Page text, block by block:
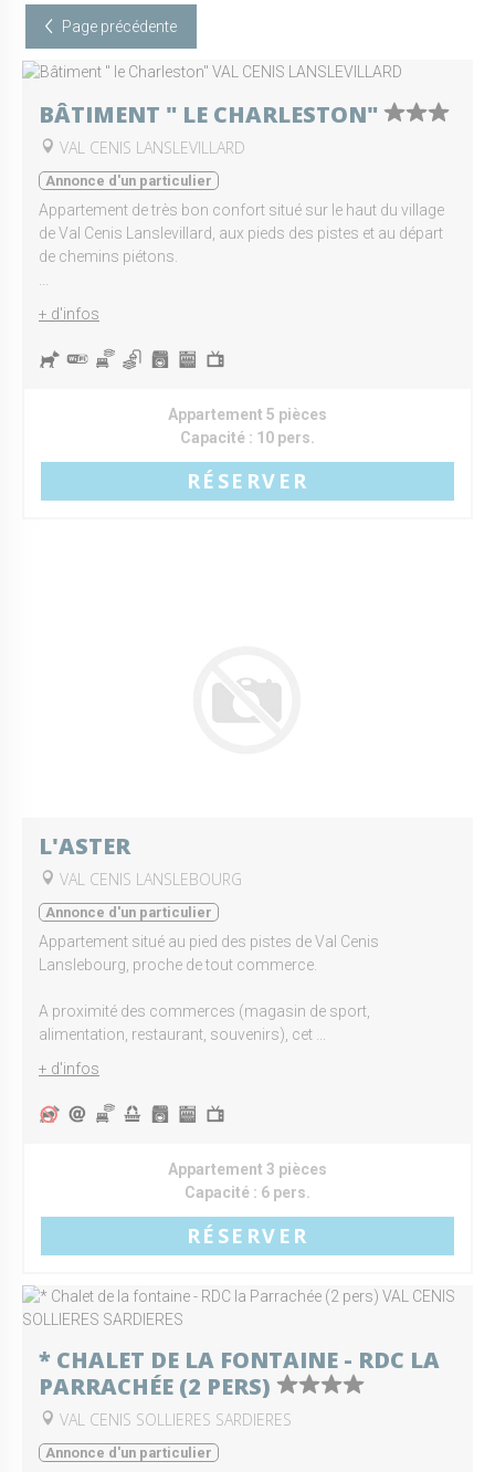
Page précédente
BÂTIMENT " LE CHARLESTON"
VAL CENIS LANSLEVILLARD
Annonce d'un particulier
Appartement de très bon confort situé sur le haut du village
de Val Cenis Lanslevillard, aux pieds des pistes et au départ
de chemins piétons.
+ d'infos
Appartement 5 pièces
Capacité : 10 pers.
RÉSERVER
L'ASTER
VAL CENIS LANSLEBOURG
Annonce d'un particulier
Appartement situé au pied des pistes de Val Cenis
Lanslebourg, proche de tout commerce.
A proximité des commerces (magasin de sport,
alimentation, restaurant, souvenirs), cet ...
+ d'infos
Appartement 3 pièces
Capacité : 6 pers.
RÉSERVER
* CHALET DE LA FONTAINE - RDC LA
PARRACHÉE (2 PERS)
VAL CENIS SOLLIERES SARDIERES
Annonce d'un particulier